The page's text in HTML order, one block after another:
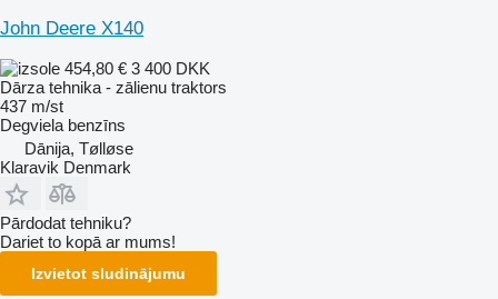
John Deere X140
454,80 € 3 400 DKK
Dārza tehnika - zālienu traktors
437 m/st
Degviela benzīns
Dānija, Tølløse
Klaravik Denmark
Pārdodat tehniku?
Dariet to kopā ar mums!
Izvietot sludinājumu